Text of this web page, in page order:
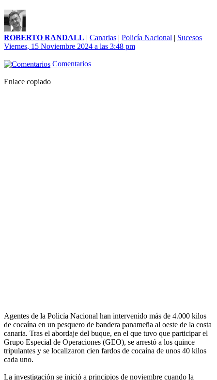
ROBERTO RANDALL | Canarias | Policía Nacional | Sucesos
Viernes, 15 Noviembre 2024 a las 3:48 pm
Comentarios
Enlace copiado
Agentes de la Policía Nacional han intervenido más de 4.000 kilos
de cocaína en un pesquero de bandera panameña al oeste de la costa
canaria. Tras el abordaje del buque, en el que tuvo que participar el
Grupo Especial de Operaciones (GEO), se arrestó a los quince
tripulantes y se localizaron cien fardos de cocaína de unos 40 kilos
cada uno.
La investigación se inició a principios de noviembre cuando la